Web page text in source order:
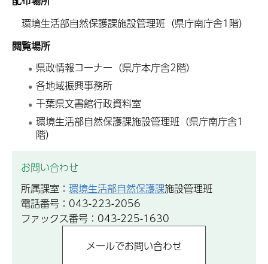
環境生活部自然保護課施設管理班（県庁南庁舎1階）
閲覧場所
県政情報コーナー（県庁本庁舎2階）
各地域振興事務所
千葉県文書館行政資料室
環境生活部自然保護課施設管理班（県庁南庁舎1
階）
お問い合わせ
所属課室： 環境生活部自然保護課施設管理班
電話番号：043-223-2056
ファックス番号：043-225-1630